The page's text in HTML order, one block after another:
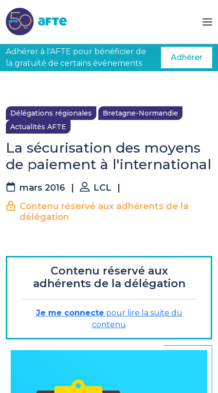
Adhérer à l'AFTE pour bénéficier de
la gratuité de certains événements
Adhérer
Délégations régionales
Bretagne-Normandie
Actualités AFTE
La sécurisation des moyens
de paiement à l'international
mars 2016 LCL
Contenu réservé aux adhérents de la
délégation
l'environnement international.
Contenu réservé aux
adhérents de la délégation
Je me connecte pour lire la suite du
contenu